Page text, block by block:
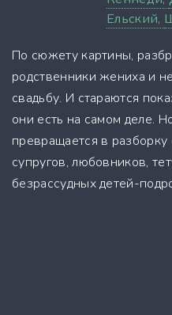
Ельский,
По сюжету картины,
родственники жениха и
свадьбу. И стараются
они есть на самом деле.
превращается в
супругов, любовников,
безрассудных детей-